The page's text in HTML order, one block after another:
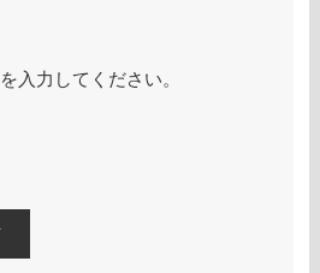
入力してください。